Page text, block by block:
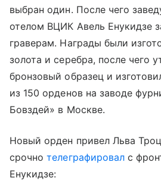
выбран один. После чего
отелом ВЦИК Авель Енукидзе
граверам. Награды были
золота и серебра, после чего
бронзовый образец и
из 150 орденов на заводе
Бовздей» в Москве.
Новый орден привел Льва
срочнотелеграфировал с
Енукидзе: